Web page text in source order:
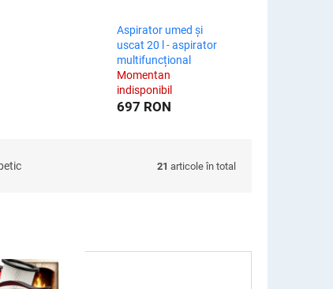
Aspirator umed și
uscat 20 l - aspirator
multifuncțional
Momentan
indisponibil
697 RON
21 articole în total